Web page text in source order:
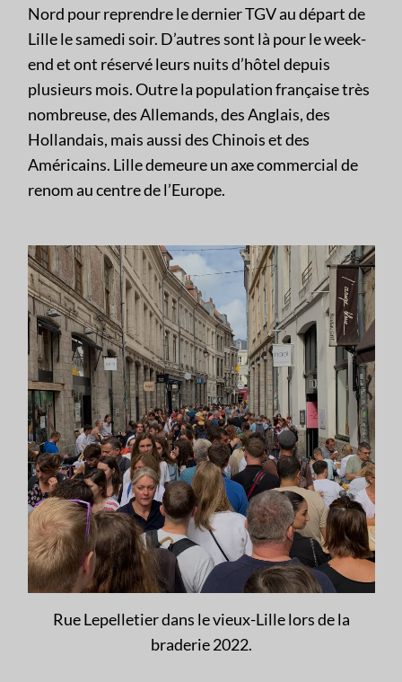
Nord pour reprendre le dernier TGV au départ de
Lille le samedi soir. D’autres sont là pour le week-
end et ont réservé leurs nuits d’hôtel depuis
plusieurs mois. Outre la population française très
nombreuse, des Allemands, des Anglais, des
Hollandais, mais aussi des Chinois et des
Américains. Lille demeure un axe commercial de
renom au centre de l’Europe.
Rue Lepelletier dans le vieux-Lille lors de la
braderie 2022.